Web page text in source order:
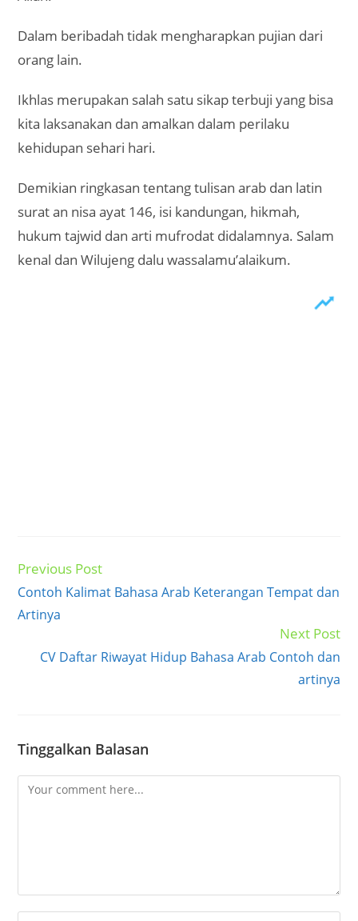
Dalam beribadah tidak mengharapkan pujian dari
orang lain.
Ikhlas merupakan salah satu sikap terbuji yang bisa
kita laksanakan dan amalkan dalam perilaku
kehidupan sehari hari.
Demikian ringkasan tentang tulisan arab dan latin
surat an nisa ayat 146, isi kandungan, hikmah,
hukum tajwid dan arti mufrodat didalamnya. Salam
kenal dan Wilujeng dalu wassalamu’alaikum.
Read
articles
Previous Post
Contoh Kalimat Bahasa Arab Keterangan Tempat dan
Artinya
Next Post
CV Daftar Riwayat Hidup Bahasa Arab Contoh dan
artinya
Tinggalkan Balasan
Comment